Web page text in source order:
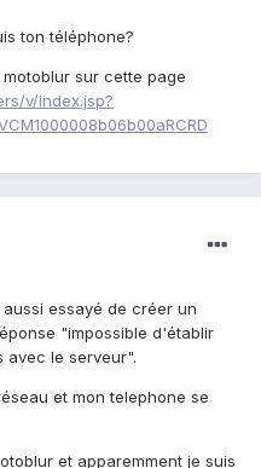
ton téléphone?
sur cette page
v/index.jsp?
essayé de créer un
"impossible d'établir
avec le serveur".
et mon telephone se
et apparemment je suis